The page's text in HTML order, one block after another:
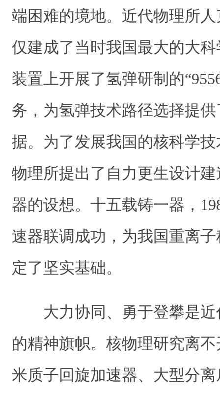
端困难的境地。近代物理所
仅建成了当时我国最大的大
装置上开展了氢弹研制的
务，为氢弹技术路径选择提
据。为了发展我国的核科学
物理所提出了自力更生设计
器的设想。十五载铸一器，
速器联调成功，为我国重离
定了坚实基础。
大力协同、勇于登攀是
的精神旗帜。核物理研究离
米质子回旋加速器、大型分